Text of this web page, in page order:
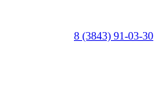
8 (3843) 91-03-30